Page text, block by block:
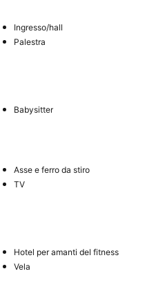
Ingresso/hall
Palestra
Babysitter
Asse e ferro da stiro
TV
Hotel per amanti del fitness
Vela